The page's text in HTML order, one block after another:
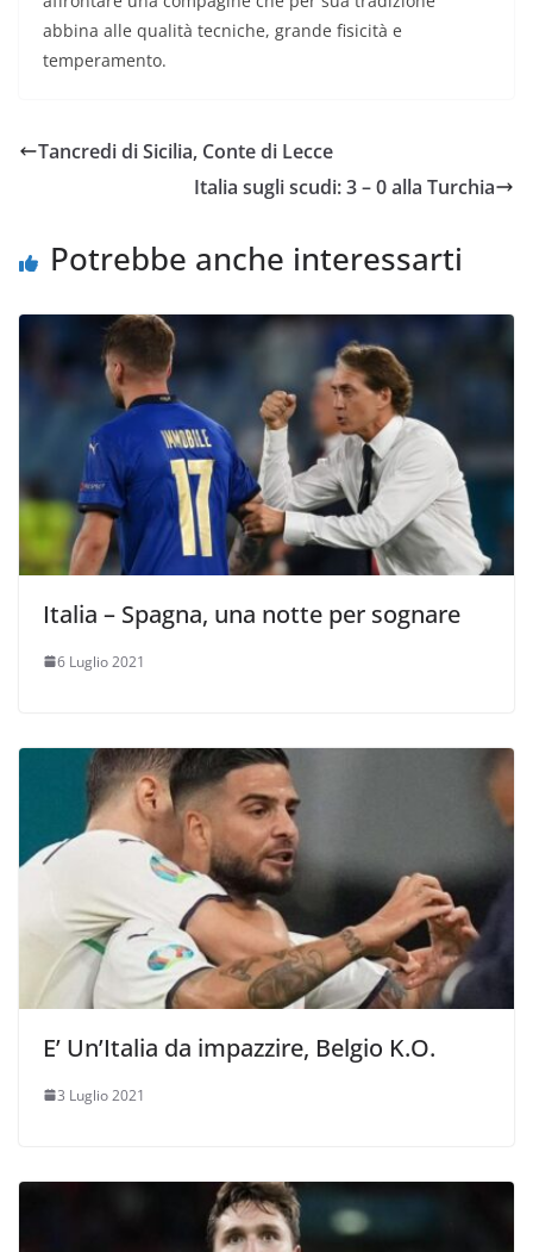
abbina alle qualità tecniche, grande fisicità e
temperamento.
Tancredi di Sicilia, Conte di Lecce
Italia sugli scudi: 3 – 0 alla Turchia
Potrebbe anche interessarti
Italia – Spagna, una notte per sognare
6 Luglio 2021
E’ Un’Italia da impazzire, Belgio K.O.
3 Luglio 2021